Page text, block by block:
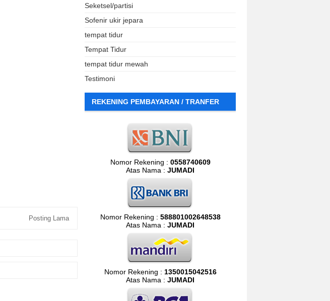
Posting Lama
Seketsel/partisi
Sofenir ukir jepara
tempat tidur
Tempat Tidur
tempat tidur mewah
Testimoni
REKENING PEMBAYARAN / TRANFER
Nomor Rekening : 0558740609
Atas Nama : JUMADI
Nomor Rekening : 588801002648538
Atas Nama : JUMADI
Nomor Rekening : 1350015042516
Atas Nama : JUMADI